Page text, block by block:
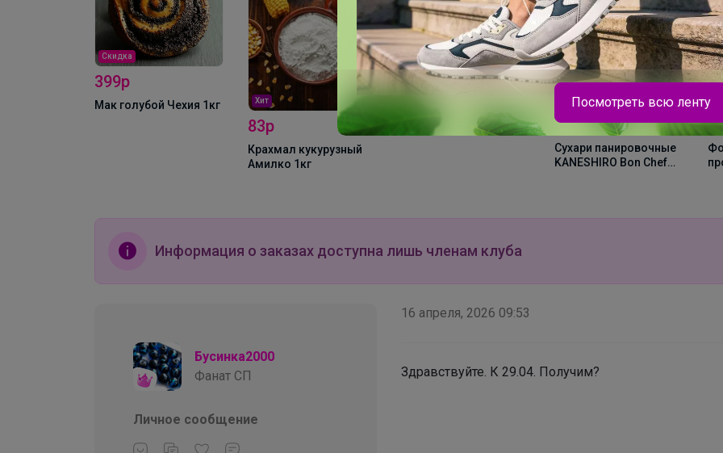
Скидка
399р
Мак голубой Чехия 1кг Хит
83р
Крахмал кукурузный
Амилко 1кг
Хит
376р
ШОКОЛАДНЫЙ КЕЙК
смесь д/шок.кекса 1
Хит
329р
Сухари панировочные
KANESHIRO Bon Chef
Информация о заказах доступна лишь членам клуба
Бусинка2000
Фанат СП
Личное сообщение
16 апреля, 2026 09:53
Здравствуйте. К 29.04. Получим?
Брюнетка
Посмотреть всю ленту